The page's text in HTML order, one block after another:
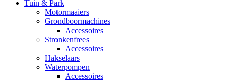
Tuin & Park
Motormaaiers
Grondboormachines
Accessoires
Stronkenfrees
Accessoires
Hakselaars
Waterpompen
Accessoires